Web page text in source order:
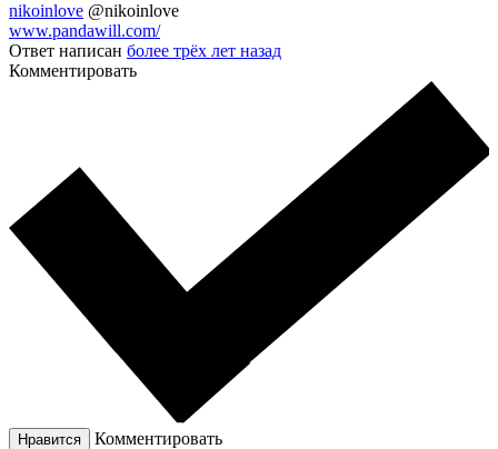
nikoinlove @nikoinlove
www.pandawill.com/
Ответ написан более трёх лет назад
Комментировать
Нравится Комментировать